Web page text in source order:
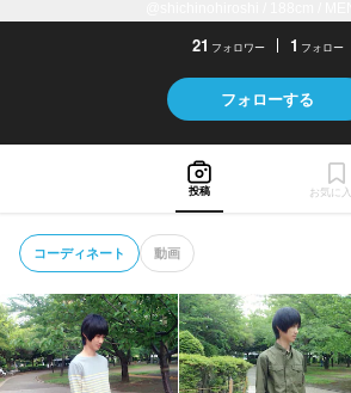
21 フォロワー 1 フォロー
フォローする
投稿 お気に
コーディネート 動画